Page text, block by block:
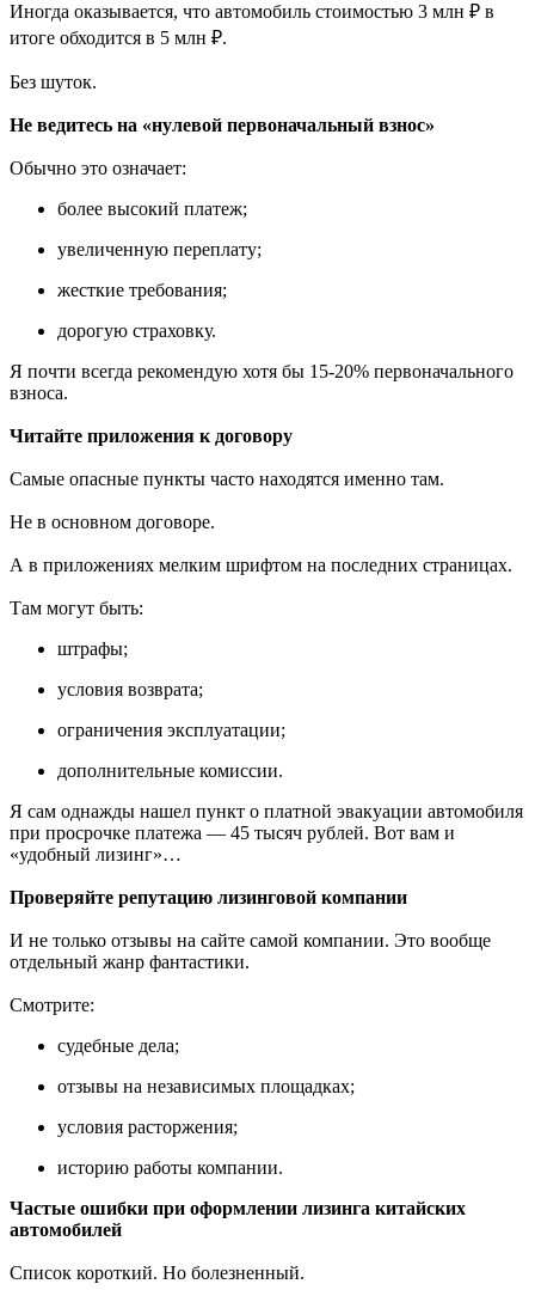
Иногда оказывается, что автомобиль стоимостью 3 млн ₽ в
итоге обходится в 5 млн ₽.
Без шуток.
Не ведитесь на «нулевой первоначальный взнос»
Обычно это означает:
более высокий платеж;
увеличенную переплату;
жесткие требования;
дорогую страховку.
Я почти всегда рекомендую хотя бы 15-20% первоначального
взноса.
Читайте приложения к договору
Самые опасные пункты часто находятся именно там.
Не в основном договоре.
А в приложениях мелким шрифтом на последних страницах.
Там могут быть:
штрафы;
условия возврата;
ограничения эксплуатации;
дополнительные комиссии.
Я сам однажды нашел пункт о платной эвакуации автомобиля
при просрочке платежа — 45 тысяч рублей. Вот вам и
«удобный лизинг»…
Проверяйте репутацию лизинговой компании
И не только отзывы на сайте самой компании. Это вообще
отдельный жанр фантастики.
Смотрите:
судебные дела;
отзывы на независимых площадках;
условия расторжения;
историю работы компании.
Частые ошибки при оформлении лизинга китайских
автомобилей
Список короткий. Но болезненный.